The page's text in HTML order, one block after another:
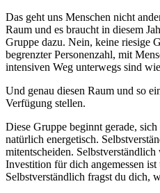
Das geht uns Menschen nicht
Raum und es braucht in diesem
Gruppe dazu. Nein, keine riesige
begrenzter Personenzahl, mit
intensiven Weg unterwegs sind
Und genau diesen Raum und so
Verfügung stellen.
Diese Gruppe beginnt gerade,
natürlich energetisch.
mitentscheiden.
Investition für dich angemessen
Selbstverständlich fragst du dich,